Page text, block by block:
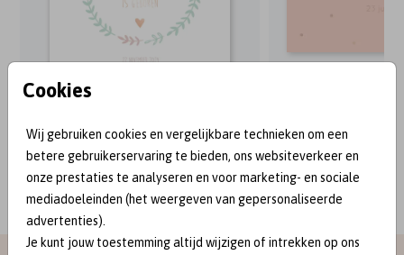
Cookies
Wij gebruiken cookies en vergelijkbare technieken om een
betere gebruikerservaring te bieden, ons websiteverkeer en
onze prestaties te analyseren en voor marketing- en sociale
mediadoeleinden (het weergeven van gepersonaliseerde
advertenties).
Je kunt jouw toestemming altijd wijzigen of intrekken op ons
BEKEND VAN: